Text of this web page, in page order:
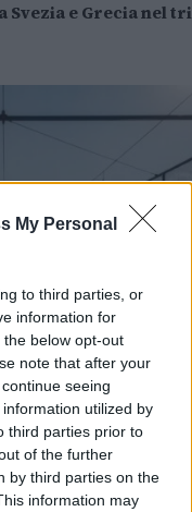
My Personal
to third parties, or
information for
below opt-out
note that after your
seeing
utilized by
third parties prior to
of the further
by third parties on the
information may
Svezia e Grecia nel
consigli per